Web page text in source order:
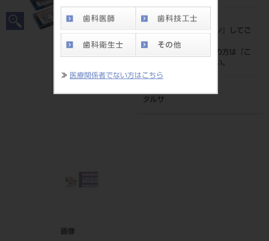
≫ 医療関係者でない方はこちら
標準価格
ログイン
』してご
覧ください。
ネット会員登録がまだの方は『
こ
』より登録ください。
タルサ
画像